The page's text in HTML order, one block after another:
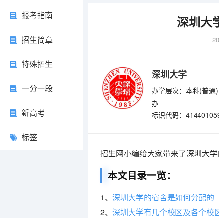
报考指南
招生简章
特殊招生
一分一段
新高考
标签
深圳大
深圳大学
办学层次：本科(普通)
办
标识代码：
招生网小编给大家带来了深圳大
本文目录一览：
1、 深圳大学的宿舍是如何分配的
2、 深圳大学有几个校区及各个校